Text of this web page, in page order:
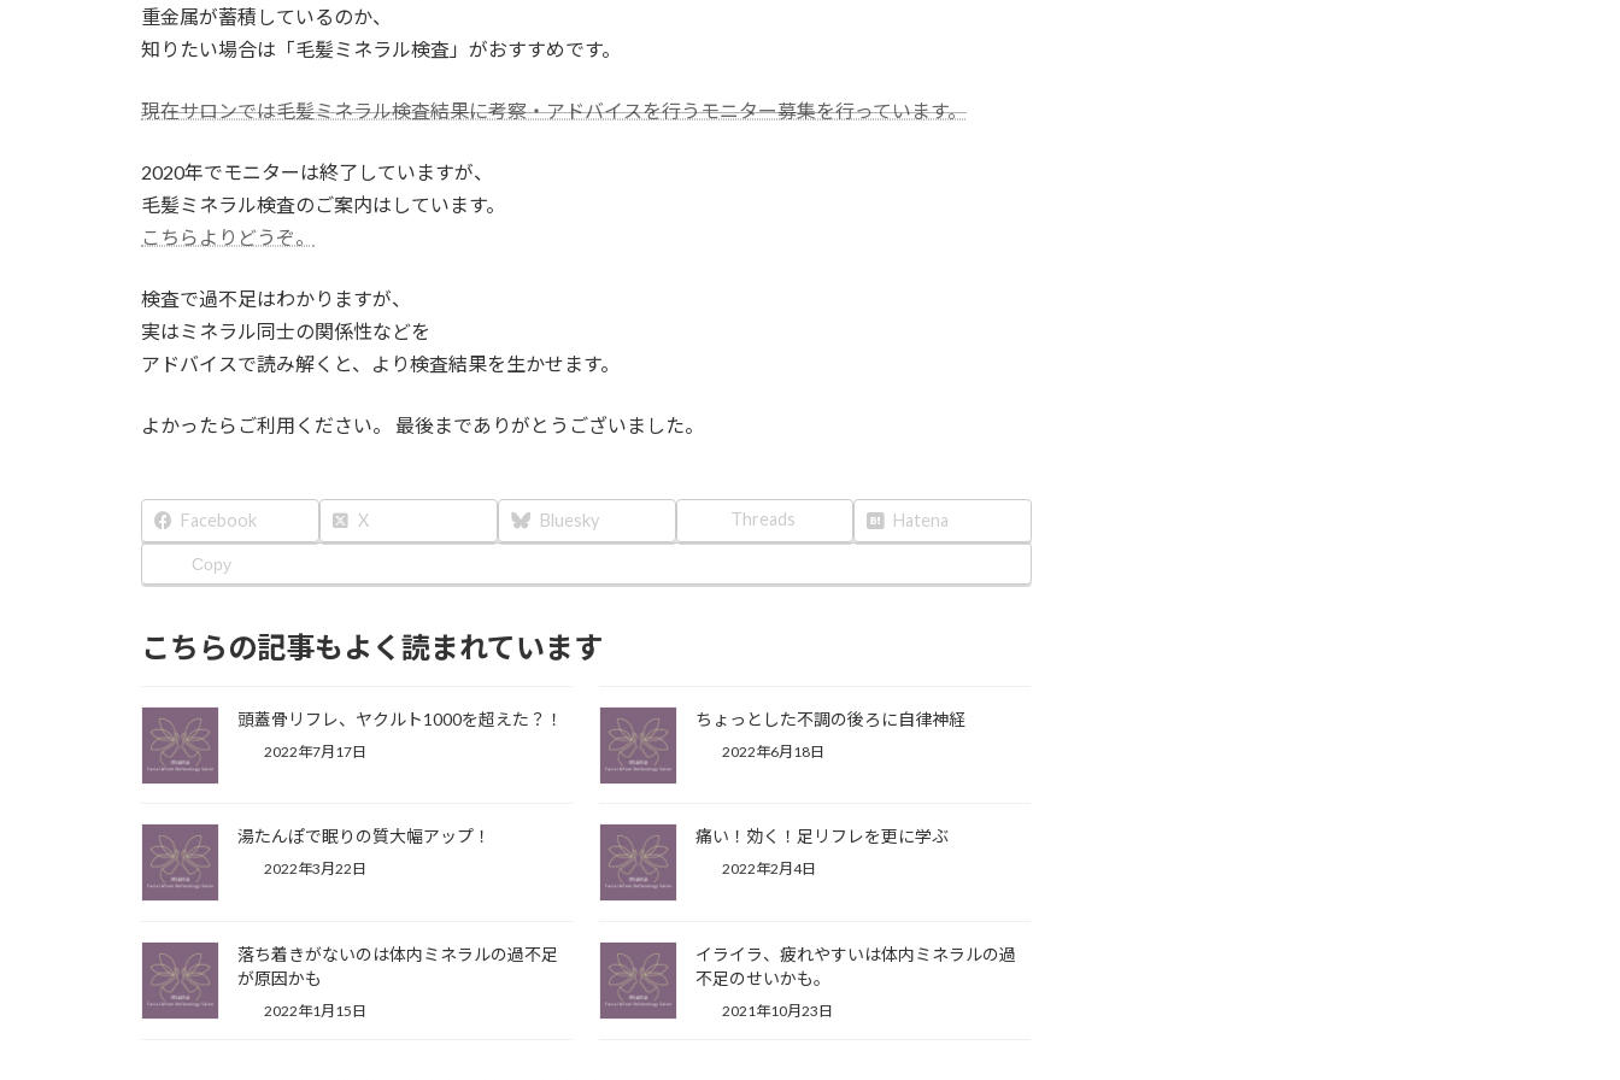
重金属が蓄積しているのか、
知りたい場合は「毛髪ミネラル検査」がおすすめです。
現在サロンでは毛髪ミネラル検査結果に考察・アドバイスを行うモニター募集を行っています。
2020年でモニターは終了していますが、
毛髪ミネラル検査のご案内はしています。
こちらよりどうぞ。
検査で過不足はわかりますが、
実はミネラル同士の関係性などを
アドバイスで読み解くと、より検査結果を生かせます。
よかったらご利用ください。 最後までありがとうございました。
Facebook X Bluesky Threads Hatena
Copy
こちらの記事もよく読まれています
頭蓋骨リフレ、ヤクルト1000を超えた？！
2022年7月17日
ちょっとした不調の後ろに自律神経
2022年6月18日
湯たんぽで眠りの質大幅アップ！
2022年3月22日
痛い！効く！足リフレを更に学ぶ
2022年2月4日
落ち着きがないのは体内ミネラルの過不足
が原因かも
2022年1月15日
イライラ、疲れやすいは体内ミネラルの過
不足のせいかも。
2021年10月23日